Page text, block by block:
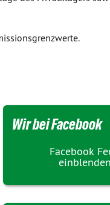
Wir bei Facebook
Facebook
einblenden